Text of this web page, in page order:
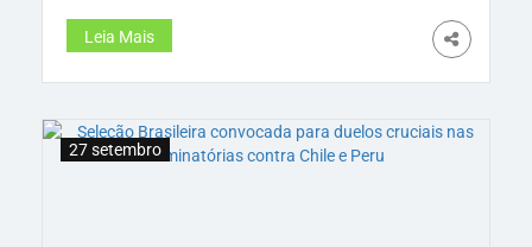
também o acesso à 4ª divisão italiana.
Acompanhe a luta e a garra desse jovem
jogador rumo ao sucesso
Leia Mais
27 setembro